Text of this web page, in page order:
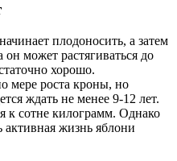
плодоносить, а затем
он может растягиваться до
хорошо.
мере роста кроны, но
ждать не менее 9-12 лет.
к сотне килограмм. Однако
активная жизнь яблони